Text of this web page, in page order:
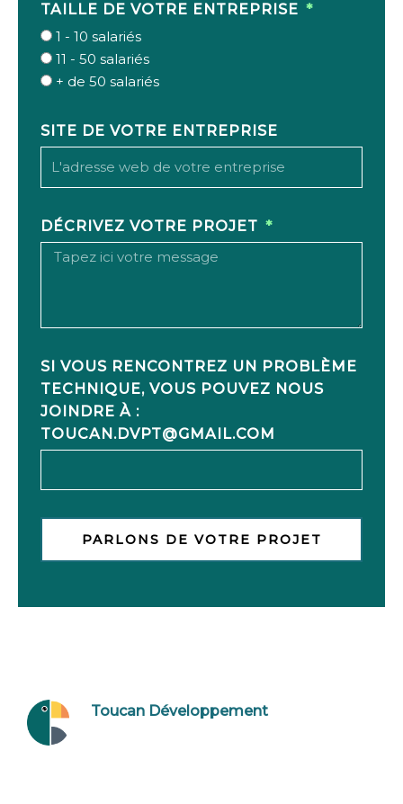
TAILLE DE VOTRE ENTREPRISE
1 - 10 salariés
11 - 50 salariés
+ de 50 salariés
SITE DE VOTRE ENTREPRISE
DÉCRIVEZ VOTRE PROJET
SI VOUS RENCONTREZ UN PROBLÈME
TECHNIQUE, VOUS POUVEZ NOUS
JOINDRE À :
TOUCAN.DVPT@GMAIL.COM
PARLONS DE VOTRE PROJET
Toucan Développement